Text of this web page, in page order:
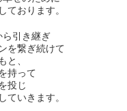
ております。
ら引き継ぎ
を繋ぎ続けて
と、
持って
投じ
ていきます。